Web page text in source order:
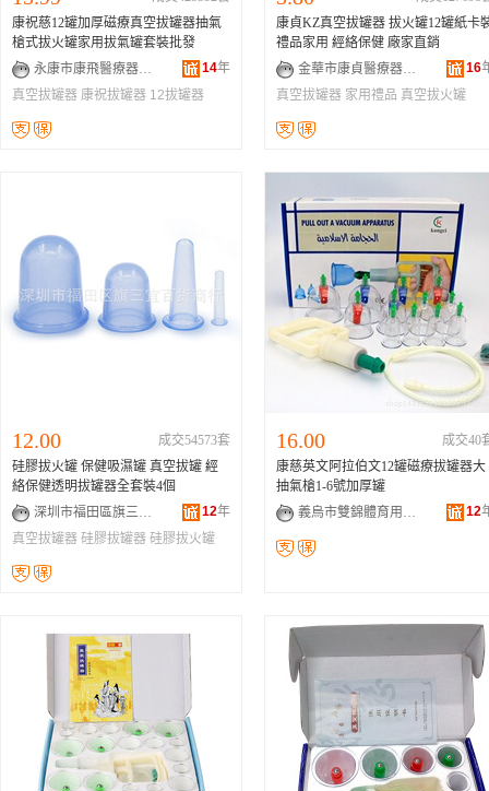
康祝慈12罐加厚磁療真空拔罐器抽氣
槍式拔火罐家用拔氣罐套裝批發
永康市康飛醫療器械有限公司
14年
真空拔罐器 康祝拔罐器 12拔罐器
康貞KZ真空拔罐器 拔火罐12罐紙卡
禮品家用 經絡保健 廠家直銷
金華市康貞醫療器械有限公司
16
真空拔罐器 家用禮品 真空拔火罐
12.00
成交54573套
硅膠拔火罐 保健吸濕罐 真空拔罐 經
絡保健透明拔罐器全套裝4個
深圳市福田區旗三宜百貨商行
12年
真空拔罐器 硅膠拔罐器 硅膠拔火罐
16.00
成交40
康慈英文阿拉伯文12罐磁療拔罐器大
抽氣槍1-6號加厚罐
義烏市雙錦體育用品有限公司
12